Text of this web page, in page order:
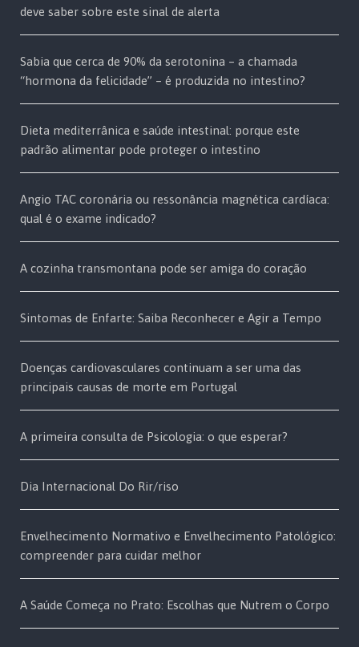
deve saber sobre este sinal de alerta
Sabia que cerca de 90% da serotonina – a chamada
“hormona da felicidade” – é produzida no intestino?
Dieta mediterrânica e saúde intestinal: porque este
padrão alimentar pode proteger o intestino
Angio TAC coronária ou ressonância magnética cardíaca:
qual é o exame indicado?
A cozinha transmontana pode ser amiga do coração
Sintomas de Enfarte: Saiba Reconhecer e Agir a Tempo
Doenças cardiovasculares continuam a ser uma das
principais causas de morte em Portugal
A primeira consulta de Psicologia: o que esperar?
Dia Internacional Do Rir/riso
Envelhecimento Normativo e Envelhecimento Patológico:
compreender para cuidar melhor
A Saúde Começa no Prato: Escolhas que Nutrem o Corpo